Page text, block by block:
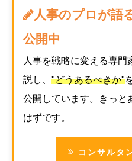
人事のプロが語
公開中
人事を戦略に変える専門
説し、 "どうあるべきか"
公開しています。きっと
はずです。
コンサルタ